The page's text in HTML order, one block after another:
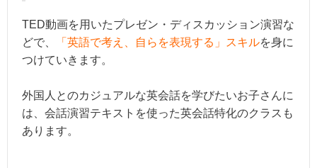
TED動画を用いたプレゼン・ディスカッション演習な
どで、
「英語で考え、自らを表現する」スキルを身に
つけていきます。
外国人とのカジュアルな英会話を学びたいお子さんに
は、会話演習テキストを使った英会話特化のクラスも
あります。